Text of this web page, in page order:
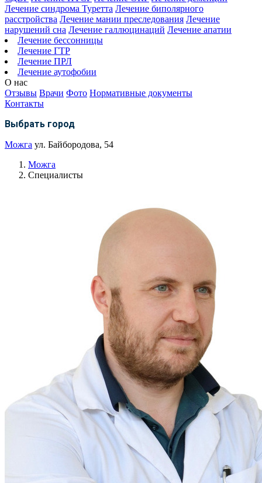
Лечение синдрома Туретта Лечение биполярного
расстройства Лечение мании преследования Лечение
нарушений сна Лечение галлюцинаций Лечение апатии
Лечение бессонницы
Лечение ГТР
Лечение ПРЛ
Лечение аутофобии
О нас
Отзывы Врачи Фото Нормативные документы
Контакты
Выбрать город
Можга ул. Байбородова, 54
Можга
Специалисты